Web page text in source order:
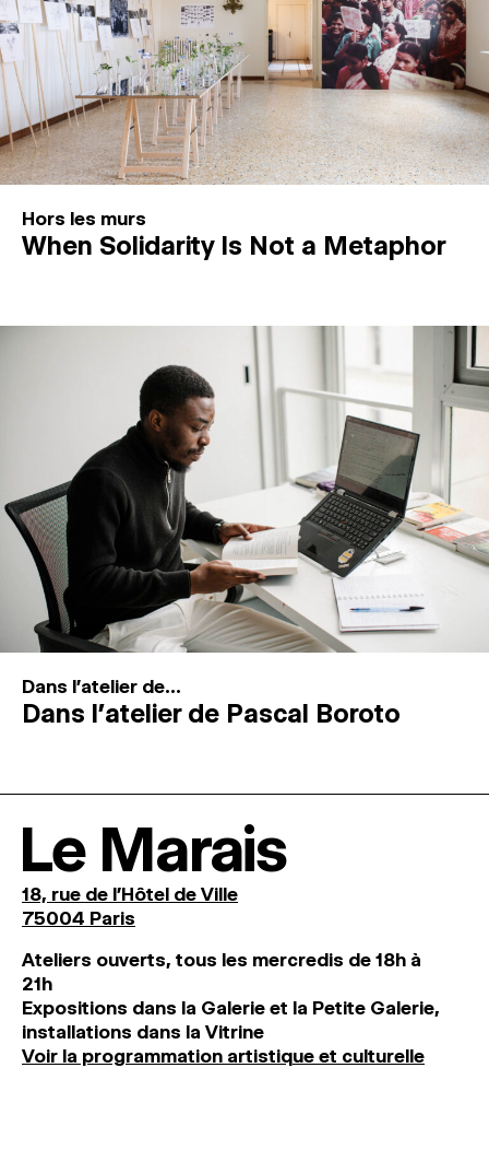
Hors les murs
When Solidarity Is Not a Metaphor
Dans l'atelier de...
Dans l’atelier de Pascal Boroto
Le Marais
18, rue de l'Hôtel de Ville
75004 Paris
Ateliers ouverts, tous les mercredis de 18h à
21h
Expositions dans la Galerie et la Petite Galerie,
installations dans la Vitrine
Voir la programmation artistique et culturelle